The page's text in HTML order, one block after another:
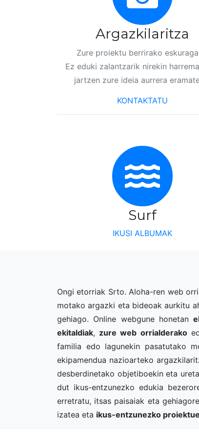
Argazkilaritza
Zure proiektu berrirako
Ez eduki zalantzarik nirekin
jartzen zure ideia aurrera
KONTAKTATU
Surf
IKUSI ALBUMAK
Ongi etorriak Srto. Aloha-ren web
motako argazki eta bideoak aurkitu
gehiago. Online webgune honetan
ekitaldiak, zure web orrialderako
familia edo lagunekin pasatutako
ekipamendua nazioarteko
desberdinetako objetiboekin eta
dut ikus-entzunezko edukia
erretratu, itsas paisaiak eta
izatea eta ikus-entzunezko